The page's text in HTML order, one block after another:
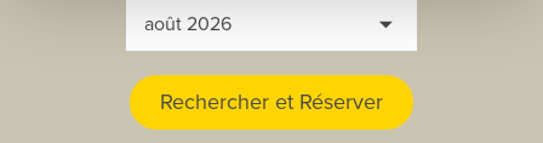
Rechercher et Réserver